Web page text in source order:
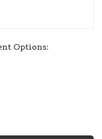
Options: